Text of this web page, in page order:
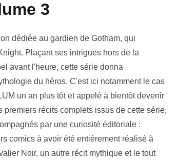
3
dédiée au gardien de Gotham, qui
Plaçant ses intrigues hors de la
avant l'heure, cette série donna
du héros. C'est ici notamment le cas
un an plus tôt et appelé à bientôt devenir
récits complets issus de cette série,
par une curiosité éditoriale :
comics à avoir été entièrement réalisé à
Noir, un autre récit mythique et le tout